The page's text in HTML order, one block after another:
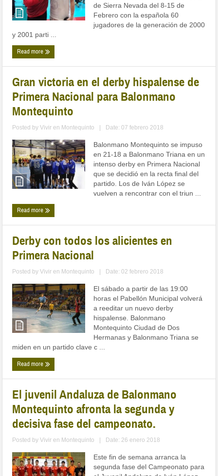
de Sierra Nevada del 8-15 de
Febrero con la española 60
jugadores de la generación de 2000
y 2001 parti ...
Read more
Gran victoria en el derby hispalense de
Primera Nacional para Balonmano
Montequinto
Posted byVivir en Montequinto Date: 07 febrero 2018
Balonmano Montequinto se impuso
en 21-18 a Balonmano Triana en un
intenso derby en Primera Nacional
que se decidió en la recta final del
partido. Los de Iván López se
vuelven a rencontrar con el triun ...
Read more
Derby con todos los alicientes en
Primera Nacional
Posted byVivir en Montequinto Date: 02 febrero 2018
El sábado a partir de las 19:00
horas el Pabellón Municipal volverá
a reeditar un nuevo derby
hispalense. Balonmano
Montequinto Ciudad de Dos
Hermanas y Balonmano Triana se
miden en un partido clave c ...
Read more
El juvenil Andaluza de Balonmano
Montequinto afronta la segunda y
decisiva fase del campeonato.
Posted byVivir en Montequinto Date: 26 enero 2018
Este fin de semana arranca la
segunda fase del Campeonato para